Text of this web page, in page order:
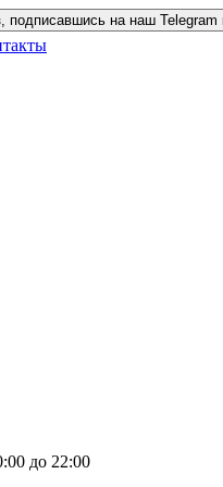
подписавшись на наш Telegram
до 22:00